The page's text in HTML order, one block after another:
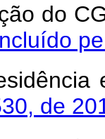
do
de